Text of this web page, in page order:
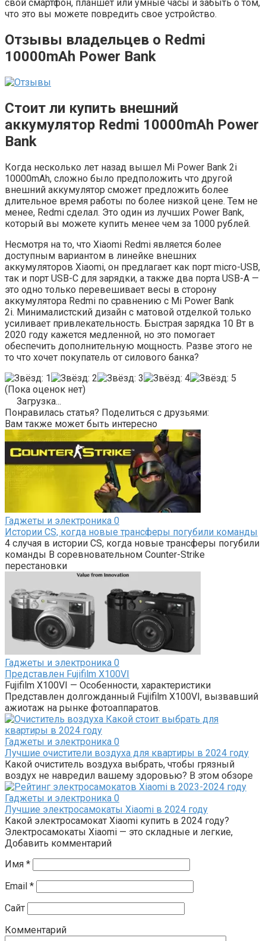
свой смартфон, планшет или умные часы и забыть о том,
что это вы можете повредить свое устройство.
Отзывы владельцев о Redmi
10000mAh Power Bank
Стоит ли купить внешний
аккумулятор Redmi 10000mAh Power
Bank
Когда несколько лет назад вышел Mi Power Bank 2i
10000mAh, сложно было предположить что другой
внешний аккумулятор сможет предложить более
длительное время работы по более низкой цене. Тем не
менее, Redmi сделал. Это один из лучших Power Bank,
который вы можете купить менее чем за 1000 рублей.
Несмотря на то, что Xiaomi Redmi является более
доступным вариантом в линейке внешних
аккумуляторов Xiaomi, он предлагает как порт micro-USB,
так и порт USB-C для зарядки, а также два порта USB-A —
это одно только перевешивает весы в сторону
аккумулятора Redmi по сравнению с Mi Power Bank
2i. Минималистский дизайн с матовой отделкой только
усиливает привлекательность. Быстрая зарядка 10 Вт в
2020 году кажется медленной, но это помогает
обеспечить дополнительную мощность. Разве этого не
то что хочет покупатель от силового банка?
(Пока оценок нет)
Загрузка...
Понравилась статья? Поделиться с друзьями:
Вам также может быть интересно
Гаджеты и электроника 0
Истории CS, когда новые трансферы погубили команды
4 случая в истории CS, когда новые трансферы погубили
команды В соревновательном Counter-Strike
перестановки
Гаджеты и электроника 0
Представлен Fujifilm X100VI
Fujifilm X100VI — Особенности, характеристики
Представлен долгожданный Fujifilm X100VI, вызвавший
ажиотаж на рынке фотоаппаратов.
Гаджеты и электроника 0
Лучшие очистители воздуха для квартиры в 2024 году
Какой очиститель воздуха выбрать, чтобы грязный
воздух не навредил вашему здоровью? В этом обзоре
Гаджеты и электроника 0
Лучшие электросамокаты Xiaomi в 2024 году
Какой электросамокат Xiaomi купить в 2024 году?
Электросамокаты Xiaomi — это складные и легкие,
Добавить комментарий
Имя *
Email *
Сайт
Комментарий